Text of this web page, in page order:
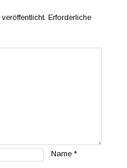
Erforderliche
Name*